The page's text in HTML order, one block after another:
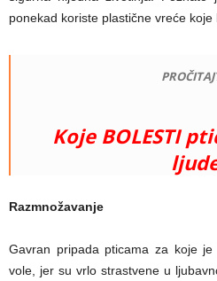
ponekad koriste plastične vreće
Koje BOLESTI
Razmnožavanje
Gavran pripada pticama za koje
vole, jer su vrlo strastvene u